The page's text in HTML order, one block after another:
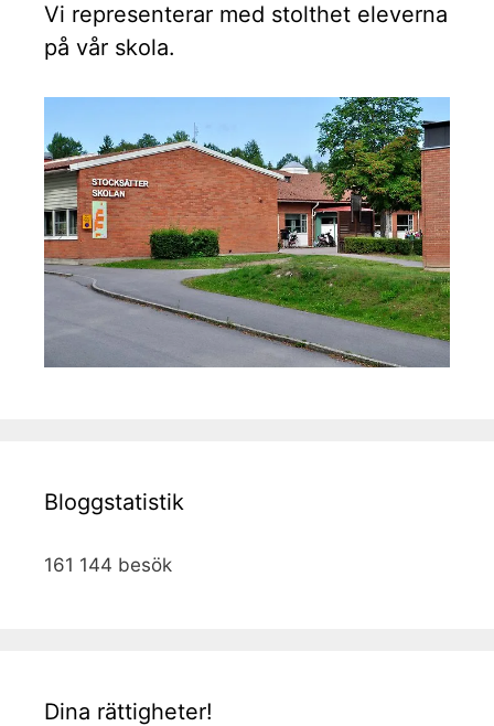
Vi representerar med stolthet eleverna
på vår skola.
Bloggstatistik
161 144 besök
Dina rättigheter!